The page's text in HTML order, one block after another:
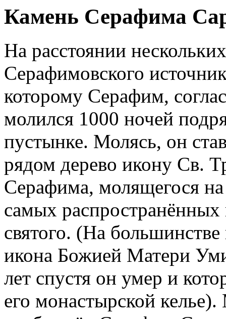
Камень Серафима
На расстоянии
Серафимовского
которому Серафим,
молился 1000 ночей
пустынке. Молясь, он
рядом дерево икону Св.
Серафима, молящегося
самых
святого. (На
икона Божией Матери
лет спустя он умер и
его монастырской